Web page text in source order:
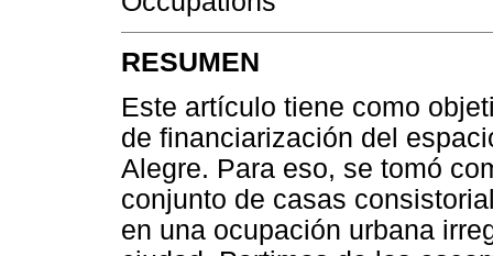
RESUMEN
Este artículo tiene como
de financiarización del
Alegre. Para eso, se tomó
conjunto de casas
en una ocupación urbana